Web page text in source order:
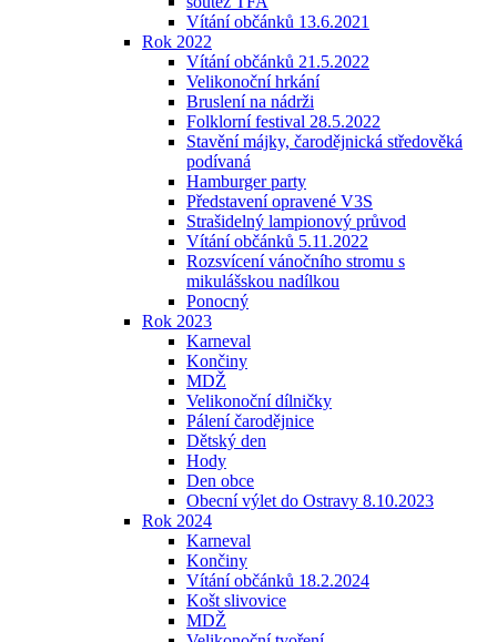
Vítání občánků 13.6.2021
Rok 2022
Vítání občánků 21.5.2022
Velikonoční hrkání
Bruslení na nádrži
Folklorní festival 28.5.2022
Stavění májky, čarodějnická středověká
podívaná
Hamburger party
Představení opravené V3S
Strašidelný lampionový průvod
Vítání občánků 5.11.2022
Rozsvícení vánočního stromu s
mikulášskou nadílkou
Ponocný
Rok 2023
Karneval
Končiny
MDŽ
Velikonoční dílničky
Pálení čarodějnice
Dětský den
Hody
Den obce
Obecní výlet do Ostravy 8.10.2023
Rok 2024
Karneval
Končiny
Vítání občánků 18.2.2024
Košt slivovice
MDŽ